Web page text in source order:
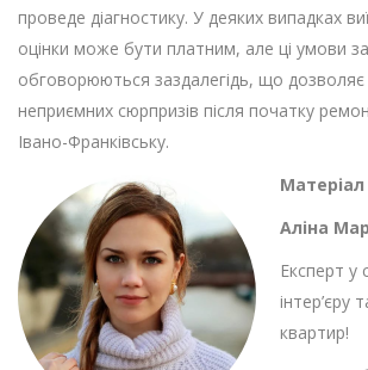
проведе діагностику. У деяких випадках
оцінки може бути платним, але ці умови
обговорюються заздалегідь, що дозволяє
неприємних сюрпризів після початку
Івано-Франківську.
Матеріал
Аліна
Експерт у
інтер’єру
квартир!